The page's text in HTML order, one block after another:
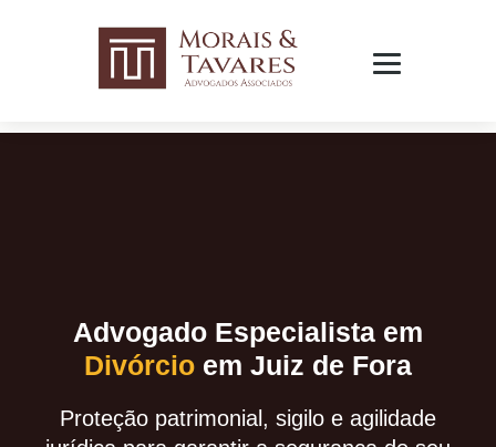
Advogado Especialista em
Divórcio em Juiz de Fora
Proteção patrimonial, sigilo e agilidade